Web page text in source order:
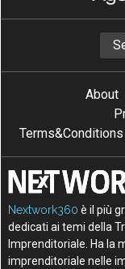
About
Nextwork360 è il più
dedicati ai temi della
Imprenditoriale. Ha la
imprenditoriale nelle